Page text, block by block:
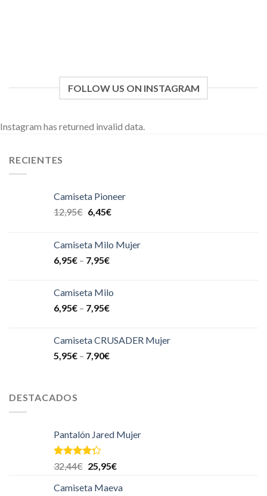
FOLLOW US ON INSTAGRAM
Instagram has returned invalid data.
RECIENTES
Camiseta Pioneer
12,95€ 6,45€
Camiseta Milo Mujer
6,95€ – 7,95€
Camiseta Milo
6,95€ – 7,95€
Camiseta CRUSADER Mujer
5,95€ – 7,90€
DESTACADOS
Pantalón Jared Mujer
Valorado
en
de 5
32,44€ 25,95€
Camiseta Maeva